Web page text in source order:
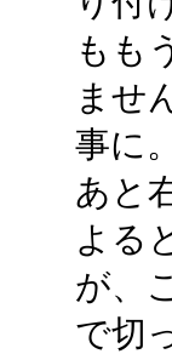
もも
ませ
事に
あと
よる
が、
で切